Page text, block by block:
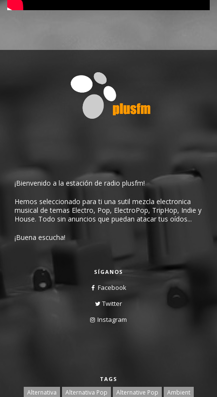
¡Bienvenido a la estación de radio plusfm!
Hemos seleccionado para ti una sutil mezcla electronica
musical de temas Electro, Pop, ElectroPop, TripHop, Indie y
House. Todo sin anuncios que puedan atacar tus oídos...
¡Buena escucha!
SÍGANOS
Facebook
Twitter
Instagram
TAGS
Alternativa Alternativa Pop Alternative Pop
Ambient